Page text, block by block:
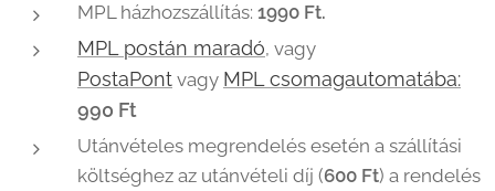
MPL házhozszállítás: 1990 Ft.
MPL postán maradó, vagy
PostaPont vagy MPL csomagautomatába:
990 Ft
Utánvételes megrendelés esetén a szállítási
költséghez az utánvételi díj (600 Ft) a rendelés